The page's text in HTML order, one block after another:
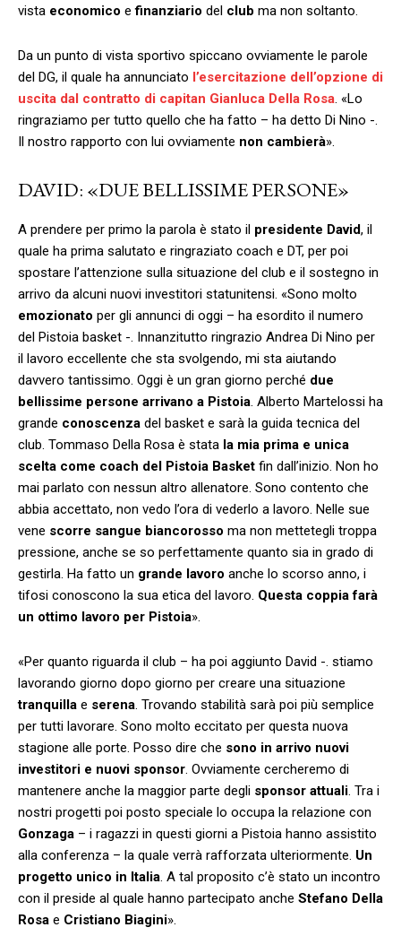
vista economico efinanziario del club ma non soltanto.
Da un punto di vista sportivo spiccano ovviamente le parole
del DG, il quale ha annunciato l’esercitazione dell’opzione di
uscita dal contratto di capitan Gianluca Della Rosa. «Lo
ringraziamo per tutto quello che ha fatto – ha detto Di Nino -.
Il nostro rapporto con lui ovviamente non cambierà».
DAVID: «DUE BELLISSIME PERSONE»
A prendere per primo la parola è stato il presidente David, il
quale ha prima salutato e ringraziato coach e DT, per poi
spostare l’attenzione sulla situazione del club e il sostegno in
arrivo da alcuni nuovi investitori statunitensi. «Sono molto
emozionato per gli annunci di oggi – ha esordito il numero
del Pistoia basket -. Innanzitutto ringrazio Andrea Di Nino per
il lavoro eccellente che sta svolgendo, mi sta aiutando
davvero tantissimo. Oggi è un gran giorno perché due
bellissime persone arrivano a Pistoia. Alberto Martelossi ha
grande conoscenza del basket e sarà la guida tecnica del
club. Tommaso Della Rosa è stata la mia prima e unica
scelta come coach del Pistoia Basket fin dall’inizio. Non ho
mai parlato con nessun altro allenatore. Sono contento che
abbia accettato, non vedo l’ora di vederlo a lavoro. Nelle sue
vene scorre sangue biancorosso ma non mettetegli troppa
pressione, anche se so perfettamente quanto sia in grado di
gestirla. Ha fatto un grande lavoro anche lo scorso anno, i
tifosi conoscono la sua etica del lavoro. Questa coppia farà
un ottimo lavoro per Pistoia».
«Per quanto riguarda il club – ha poi aggiunto David -. stiamo
lavorando giorno dopo giorno per creare una situazione
tranquilla e serena. Trovando stabilità sarà poi più semplice
per tutti lavorare. Sono molto eccitato per questa nuova
stagione alle porte. Posso dire che sono in arrivo nuovi
investitori e nuovi sponsor. Ovviamente cercheremo di
mantenere anche la maggior parte degli sponsor attuali. Tra i
nostri progetti poi posto speciale lo occupa la relazione con
Gonzaga – i ragazzi in questi giorni a Pistoia hanno assistito
alla conferenza – la quale verrà rafforzata ulteriormente. Un
progetto unico in Italia. A tal proposito c’è stato un incontro
con il preside al quale hanno partecipato anche Stefano Della
Rosa e Cristiano Biagini».